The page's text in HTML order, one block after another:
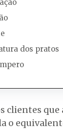
dos pratos
clientes que
o